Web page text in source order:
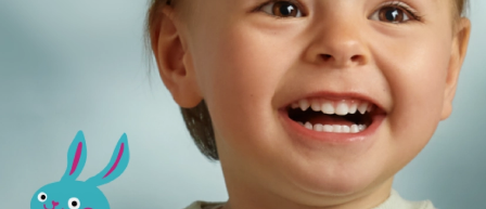
Mes appareils
Mes commandes
Mes adresses
Mes abonnements
FAQ™ Pure Beauty-Tech Elixir
issa™ Teeth Whitening Set
Deutsch
Español
Italiano
Português
Svenska
Русский
Türkçe
简体中文 繁體中文